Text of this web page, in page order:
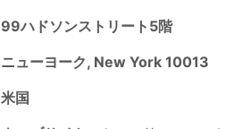
99ハドソンストリート5階
ニューヨーク, New York 10013
米国